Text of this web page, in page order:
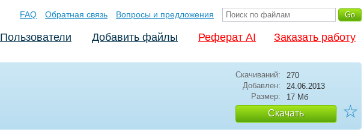
FAQ Обратная связь Вопросы и предложения
Пользователи Добавить файлы Реферат AI Заказать работу
Скачиваний:
270
Добавлен:
24.06.2013
Размер:
17 Мб
Скачать ☆